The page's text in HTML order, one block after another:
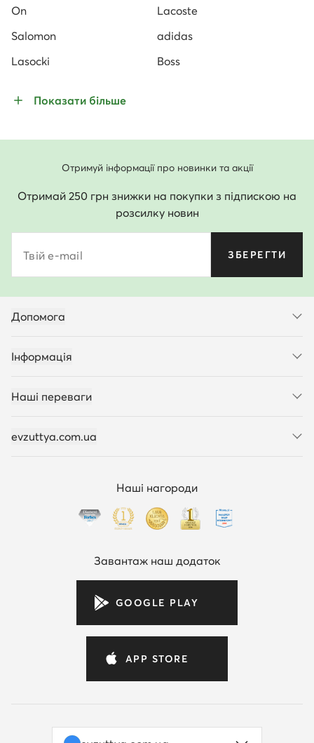
On
Lacoste
Salomon
adidas
Lasocki
Boss
Показати більше
Отримуй інформації про новинки та акції
Отримай 250 грн знижки на покупки з підпискою на
розсилку новин
Твій e-mail ЗБЕРЕГТИ
Допомога
Інформація
Наші переваги
evzuttya.com.ua
Наші нагороди
Завантаж наш додаток
GOOGLE PLAY
APP STORE